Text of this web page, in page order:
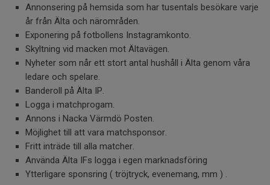
Annonsering på hemsida som har tusentals besökare varje
år från Älta och närområden.
Exponering på fotbollens Instagramkonto.
Skyltning vid macken mot Ältavägen.
Nyheter som når ett stort antal hushåll i Älta genom våra
ledare och spelare.
Banderoll på Älta IP.
Logga i matchprogam.
Annons i Nacka Värmdö Posten.
Möjlighet till att vara matchsponsor.
Fritt inträde till alla matcher.
Använda Älta IFs logga i egen marknadsföring
Ytterligare sponsring ( tröjtryck, evenemang, mm ) .